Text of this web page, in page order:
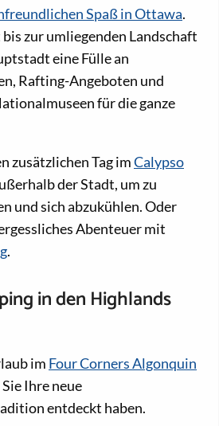
Spaß in Ottawa.
zur umliegenden Landschaft
eine Fülle an
Rafting-Angeboten und
für die ganze
zusätzlichen Tag imCalypso
der Stadt, um zu
und sich abzukühlen. Oder
Abenteuer mit
.
in den Highlands
im Four Corners Algonquin
Ihre neue
entdeckt haben.